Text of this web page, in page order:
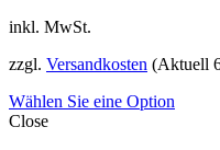
inkl. MwSt.
zzgl. Versandkosten (Aktuell
Wählen Sie eine Option
Close